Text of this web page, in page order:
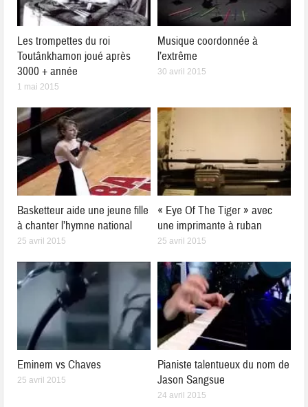
Les trompettes du roi
Toutânkhamon joué après
3000 + année
1 mai 2015
Musique coordonnée à
l’extrême
30 avril 2015
Basketteur aide une jeune fille
à chanter l’hymne national
25 avril 2015
« Eye Of The Tiger » avec
une imprimante à ruban
25 avril 2015
Eminem vs Chaves
25 avril 2015
Pianiste talentueux du nom de
Jason Sangsue
24 avril 2015